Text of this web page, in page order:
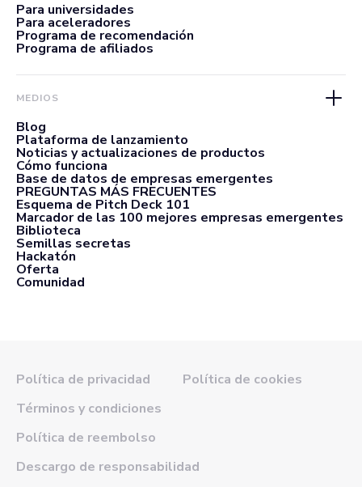
Para universidades
Para aceleradores
Programa de recomendación
Programa de afiliados
MEDIOS
Blog
Plataforma de lanzamiento
Noticias y actualizaciones de productos
Cómo funciona
Base de datos de empresas emergentes
PREGUNTAS MÁS FRECUENTES
Esquema de Pitch Deck 101
Marcador de las 100 mejores empresas emergentes
Biblioteca
Semillas secretas
Hackatón
Oferta
Comunidad
Política de privacidad
Política de cookies
Términos y condiciones
Política de reembolso
Descargo de responsabilidad